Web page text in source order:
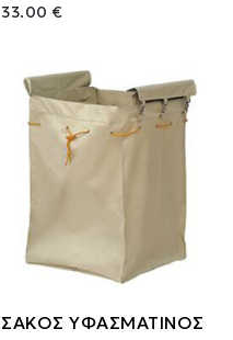
33.00 €
ΣΑΚΟΣ ΥΦΑΣΜΑΤΙΝΟΣ